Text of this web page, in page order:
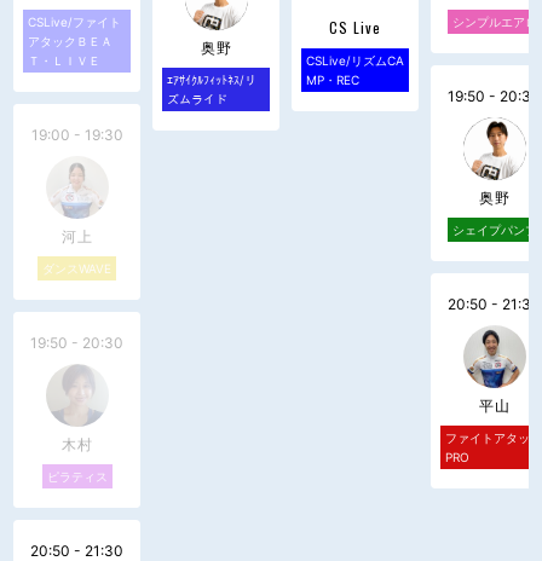
CSLive/ファイト
アタックＢＥＡ
Ｔ・ＬＩＶＥ
19:00 - 19:30
河上
ダンスWAVE
19:50 - 20:30
木村
ピラティス
20:50 - 21:30
奥野
ｴｱｻｲｸﾙﾌｨｯﾄﾈｽ/リ
ズムライド
CS Live
CSLive/リズムCA
MP・REC
シンプルエアロ
19:50 - 20:30
奥野
シェイプパンプ
20:50 - 21:30
平山
ファイトアタック
PRO